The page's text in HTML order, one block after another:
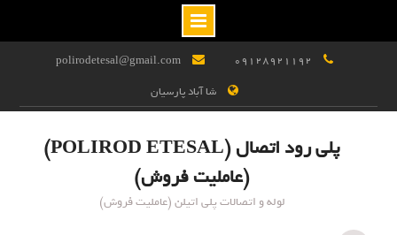
09128921192
polirodetesal@gmail.com
شا آباد پارسیان
پلی رود اتصال (POLIROD ETESAL)
(عاملیت فروش)
لوله و اتصالات پلی اتیلن (عاملیت فروش)